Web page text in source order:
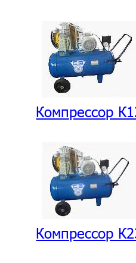
Компрессор
Компрессор